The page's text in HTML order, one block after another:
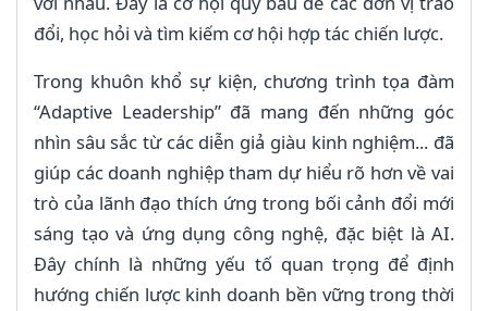
đổi, học hỏi và tìm kiếm cơ hội hợp tác chiến lược.
Trong khuôn khổ sự kiện, chương trình tọa đàm
“Adaptive Leadership” đã mang đến những góc
nhìn sâu sắc từ các diễn giả giàu kinh nghiệm... đã
giúp các doanh nghiệp tham dự hiểu rõ hơn về vai
trò của lãnh đạo thích ứng trong bối cảnh đổi mới
sáng tạo và ứng dụng công nghệ, đặc biệt là AI.
Đây chính là những yếu tố quan trọng để định
hướng chiến lược kinh doanh bền vững trong thời